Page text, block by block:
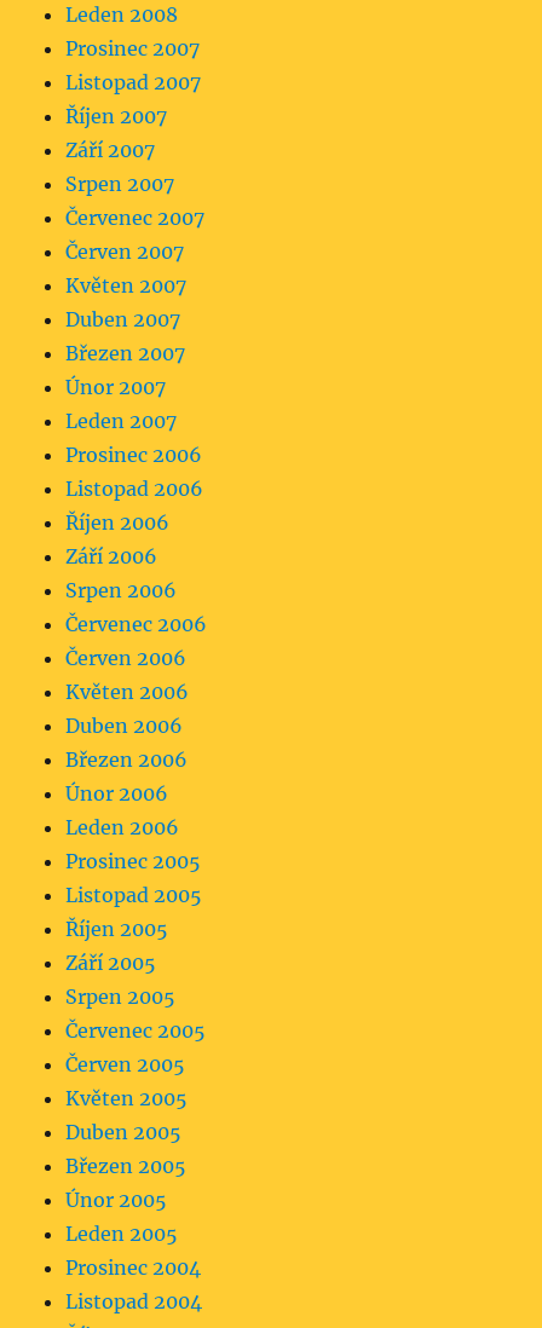
Leden 2008
Prosinec 2007
Listopad 2007
Říjen 2007
Září 2007
Srpen 2007
Červenec 2007
Červen 2007
Květen 2007
Duben 2007
Březen 2007
Únor 2007
Leden 2007
Prosinec 2006
Listopad 2006
Říjen 2006
Září 2006
Srpen 2006
Červenec 2006
Červen 2006
Květen 2006
Duben 2006
Březen 2006
Únor 2006
Leden 2006
Prosinec 2005
Listopad 2005
Říjen 2005
Září 2005
Srpen 2005
Červenec 2005
Červen 2005
Květen 2005
Duben 2005
Březen 2005
Únor 2005
Leden 2005
Prosinec 2004
Listopad 2004